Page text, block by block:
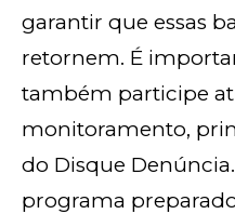
garantir que essas
retornem. É
também participe
monitoramento,
do Disque
programa